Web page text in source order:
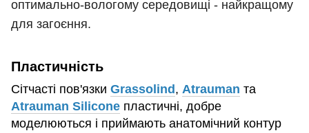
оптимально-вологому середовищі - найкращому
для загоєння.
Пластичність
Сітчасті пов'язки Grassolind , Atrauman та
Atrauman Silicone пластичні, добре
моделюються і приймають анатомічний контур